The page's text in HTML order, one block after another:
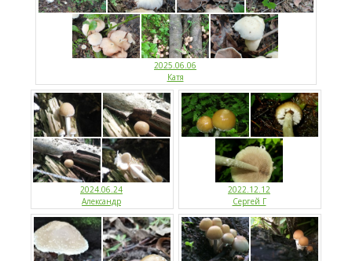
2025.06.06
Катя
2024.06.24
Александр
2022.12.12
Сергей Г